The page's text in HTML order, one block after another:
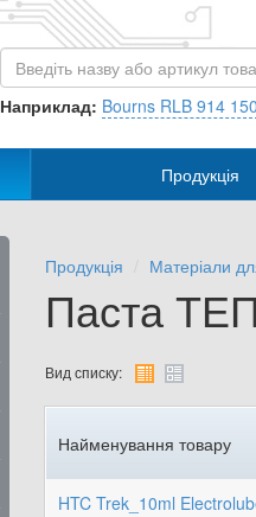
Наприклад: Bourns RLB 914 150
Продукція
Продукція Матеріали
Паста
Вид списку:
Найменування товару
HTC Trek_10ml